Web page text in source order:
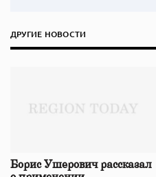
ДРУГИЕ НОВОСТИ
Борис Ушерович рассказал